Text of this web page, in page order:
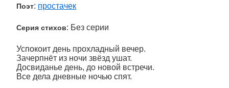
Поэт: простачек
Серия стихов: Без серии
Успокоит день прохладный вечер.
Зачерпнёт из ночи звёзд ушат.
Досвиданье день, до новой встречи.
Все дела дневные ночью спят.